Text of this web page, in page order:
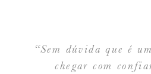
“Sem dúvida que é
chegar com